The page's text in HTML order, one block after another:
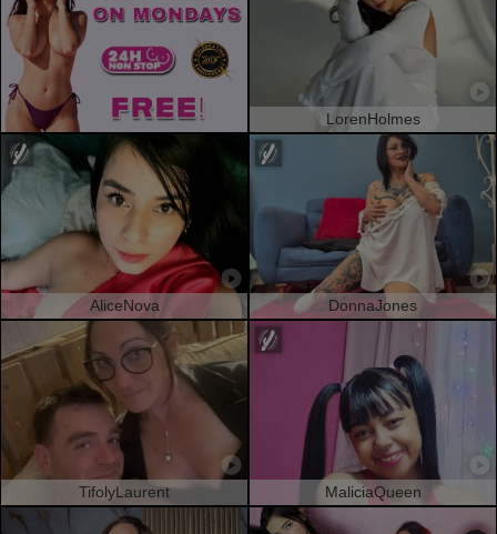
LorenHolmes
AliceNova DonnaJones
TifolyLaurent MaliciaQueen